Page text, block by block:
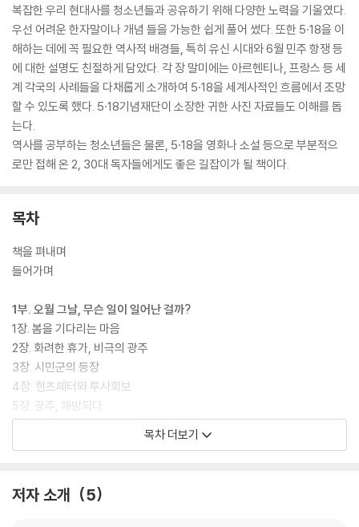
복잡한 우리 현대사를 청소년들과 공유하기 위해 다양한 노력을 기울였다.
우선 어려운 한자말이나 개념 들을 가능한 쉽게 풀어 썼다. 또한 5·18을 이
해하는 데에 꼭 필요한 역사적 배경들, 특히 유신 시대와 6월 민주 항쟁 등
에 대한 설명도 친절하게 담았다. 각 장 말미에는 아르헨티나, 프랑스 등 세
계 각국의 사례들을 다채롭게 소개하여 5·18을 세계사적인 흐름에서 조망
할 수 있도록 했다. 5·18기념재단이 소장한 귀한 사진 자료들도 이해를 돕
는다.
역사를 공부하는 청소년들은 물론, 5·18을 영화나 소설 등으로 부분적으
로만 접해 온 2, 30대 독자들에게도 좋은 길잡이가 될 책이다.
목차
책을 펴내며
들어가며
1부. 오월 그날, 무슨 일이 일어난 걸까?
1장. 봄을 기다리는 마음
2장. 화려한 휴가, 비극의 광주
3장. 시민군의 등장
4장. 힌츠페터와 투사회보
5장. 광주, 해방되다
6장. 도청에서 보낸 마지막 날
8장. 마침내 정의를 법정에
목차 더보기
저자 소개 5